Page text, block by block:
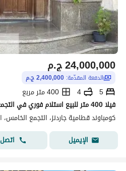
ج.م24,000,000
الدفعة المقدّمة: 2,400,000 ج.م
5
4
400 متر مربع
كومباوند قطامية جاردنز، التجمع الخامس،
الإيميل
اتصل